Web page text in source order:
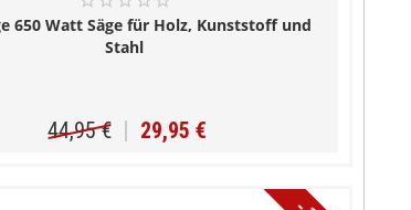
650 Watt Säge für Holz, Kunststoff und
Stahl
44,95 € 29,95 €